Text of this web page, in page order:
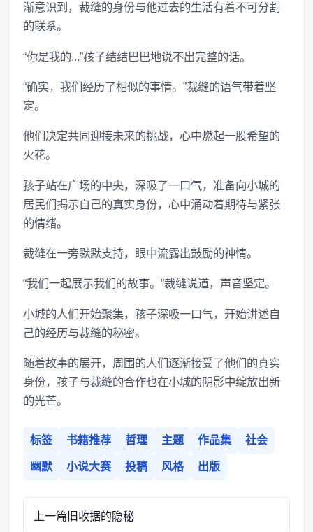
渐意识到，裁缝的身份与他过去的生活有着不可分割
的联系。
“你是我的...”孩子结结巴巴地说不出完整的话。
“确实，我们经历了相似的事情。”裁缝的语气带着坚
定。
他们决定共同迎接未来的挑战，心中燃起一股希望的
火花。
孩子站在广场的中央，深吸了一口气，准备向小城的
居民们揭示自己的真实身份，心中涌动着期待与紧张
的情绪。
裁缝在一旁默默支持，眼中流露出鼓励的神情。
“我们一起展示我们的故事。”裁缝说道，声音坚定。
小城的人们开始聚集，孩子深吸一口气，开始讲述自
己的经历与裁缝的秘密。
随着故事的展开，周围的人们逐渐接受了他们的真实
身份，孩子与裁缝的合作也在小城的阴影中绽放出新
的光芒。
标签 书籍推荐 哲理 主题 作品集 社会
幽默 小说大赛 投稿 风格 出版
上一篇 旧收据的隐秘